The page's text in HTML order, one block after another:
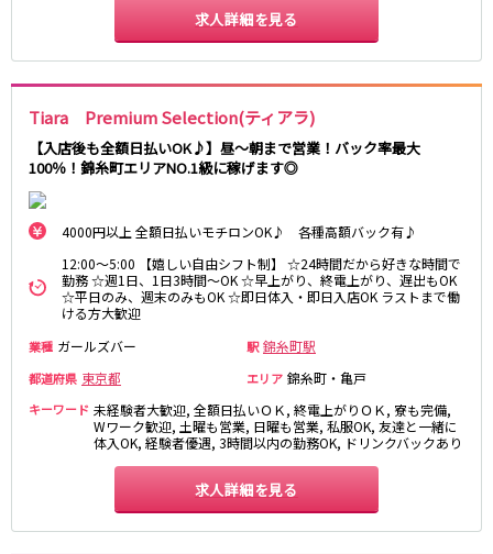
求人詳細を見る
Tiara Premium Selection(ティアラ)
【入店後も全額日払いOK♪】昼〜朝まで営業！バック率最大
100％！錦糸町エリアNO.1級に稼げます◎
4000円以上 全額日払いモチロンOK♪ 各種高額バック有♪
12:00～5:00 【嬉しい自由シフト制】 ☆24時間だから好きな時間で
勤務 ☆週1日、1日3時間～OK ☆早上がり、終電上がり、遅出もOK
☆平日のみ、週末のみもOK ☆即日体入・即日入店OK ラストまで働
ける方大歓迎
業種 ガールズバー 駅 錦糸町駅
都道府県 東京都 エリア 錦糸町・亀戸
キーワード 未経験者大歓迎, 全額日払いＯＫ, 終電上がりＯＫ, 寮も完備,
Wワーク歓迎, 土曜も営業, 日曜も営業, 私服OK, 友達と一緒に
体入OK, 経験者優遇, 3時間以内の勤務OK, ドリンクバックあり
求人詳細を見る
高田馬場・大久保
大泉学園・石神井公園
西麻布
神奈川県
関内
川崎
大和
溝の口
平塚
福富町・伊勢佐木町
横須賀
上大岡・戸塚
新横浜
たまプラーザ・向ヶ丘遊園・鷺沼
元住吉・綱島
川崎中部
横浜東部
川崎北部
茅ヶ崎
桜木町
横浜西部
小田原・湯河原
綾瀬・海老名・座間
新小岩駅
平井駅
稲毛駅
両国駅
西荻窪駅
浅草橋駅
水道橋駅
東中野駅
飯田橋駅
下総中山駅
幕張本郷駅
新宿駅
立川駅
吉祥寺駅
八王子駅
中野駅
高円寺駅
荻窪駅
阿佐ヶ谷駅
三鷹駅
国分寺駅
西荻窪駅
武蔵境駅
水道橋駅
東小金井駅
東中野駅
飯田橋駅
国立駅
豊田駅